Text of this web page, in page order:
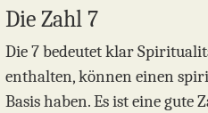
Die Zahl 7
Die 7 bedeutet klar
enthalten, können einen
Basis haben. Es ist eine